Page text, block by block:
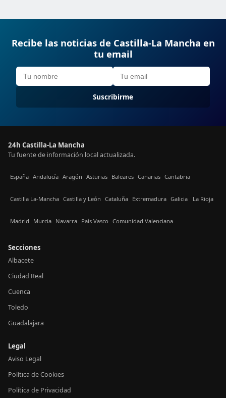
Recibe las noticias de Castilla-La Mancha en
tu email
Suscribirme
24h Castilla-La Mancha
Tu fuente de información local actualizada.
España Andalucía Aragón Asturias Baleares Canarias Cantabria
Castilla La-Mancha Castilla y León Cataluña Extremadura Galicia La Rioja
Madrid Murcia Navarra País Vasco Comunidad Valenciana
Secciones
Albacete
Ciudad Real
Cuenca
Toledo
Guadalajara
Legal
Aviso Legal
Política de Cookies
Política de Privacidad